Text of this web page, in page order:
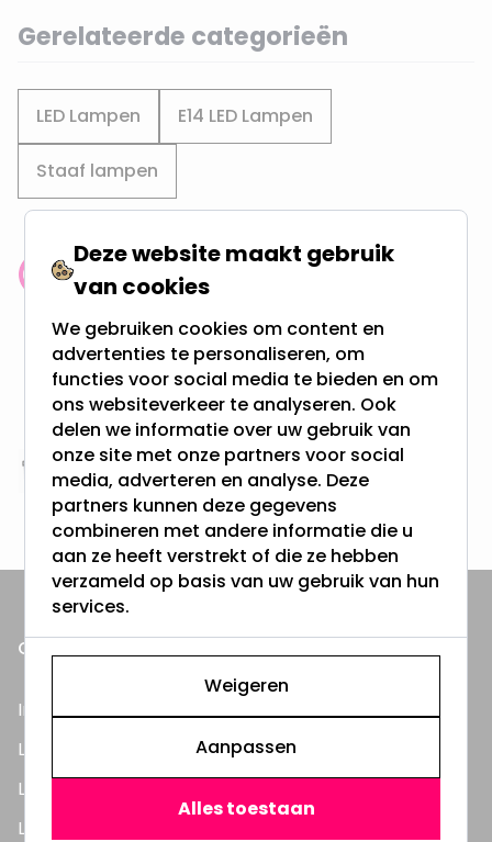
Gerelateerde categorieën
LED Lampen E14 LED Lampen
Staaf lampen
Klantenbeoordeling: 9.4/10
Gratis verzending + snel geleverd
Vanaf EUR100,- naar NL & BE
& 100 dagen recht op retour
Altijd uit eigen voorraad
3000m2 - 60.000+ Producten
ONZE PRODUCTEN
Inbouwspots
LED Lampen
LED TL Buizen
LED Panelen
Deze website maakt gebruik
van cookies
We gebruiken cookies om content en
advertenties te personaliseren, om
functies voor social media te bieden en om
ons websiteverkeer te analyseren. Ook
delen we informatie over uw gebruik van
onze site met onze partners voor social
media, adverteren en analyse. Deze
partners kunnen deze gegevens
combineren met andere informatie die u
aan ze heeft verstrekt of die ze hebben
verzameld op basis van uw gebruik van hun
services.
Weigeren
Aanpassen
Alles toestaan